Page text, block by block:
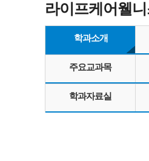
라이프케어웰
학과소개
주요교과목
학과자료실